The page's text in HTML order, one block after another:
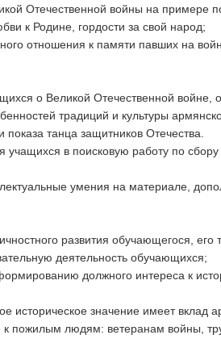
Отечественной войны на примере
к Родине, гордости за свой народ;
отношения к памяти павших на
о Великой Отечественной
традиций и культуры
танца защитников Отечества.
учащихся в поисковую работу по
умения на материале,
развития обучающегося,
деятельность обучающихся;
должного интереса к
историческое значение имеет
к пожилым людям: ветеранам войны,